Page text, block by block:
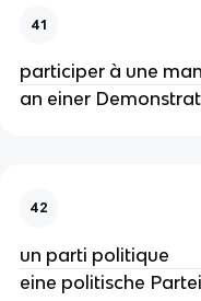
41
participer à une
an einer
42
un parti politique
eine politische Partei